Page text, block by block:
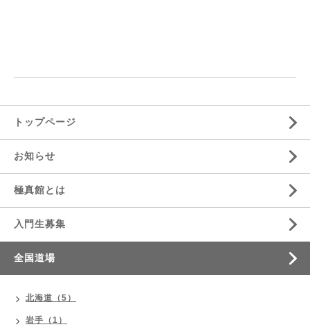
トップページ
お知らせ
極真館とは
入門生募集
全国道場
北海道（5）
岩手（1）